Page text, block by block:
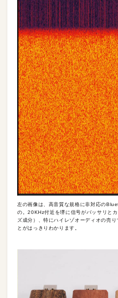
左の画像は、高音質な規格に非対応の
の。20KHz付近を堺に信号がバッサリと
ズ成分）、特にハイレゾオーディオの売
とがはっきりわかります。